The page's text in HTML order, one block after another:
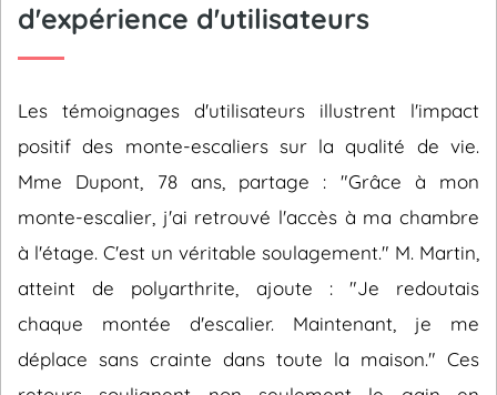
d'expérience d'utilisateurs
Les témoignages d'utilisateurs illustrent l'impact
positif des monte-escaliers sur la qualité de vie.
Mme Dupont, 78 ans, partage : "Grâce à mon
monte-escalier, j'ai retrouvé l'accès à ma chambre
à l'étage. C'est un véritable soulagement." M. Martin,
atteint de polyarthrite, ajoute : "Je redoutais
chaque montée d'escalier. Maintenant, je me
déplace sans crainte dans toute la maison." Ces